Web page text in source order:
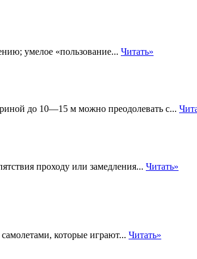
умелое «пользование... Читать»
до 10—15 м можно преодолевать с...
проходу или замедления... Читать»
которые играют... Читать»